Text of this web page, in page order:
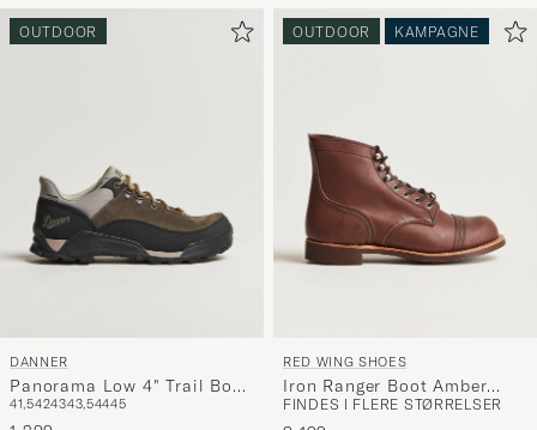
OUTDOOR
DANNER
Panorama Low 4" Trail Boot
Black/Olive
41,5424343,54445
OUTDOOR KAMPAGNE
RED WING SHOES
Iron Ranger Boot Amber
Harness
FINDES I FLERE STØRRELSER